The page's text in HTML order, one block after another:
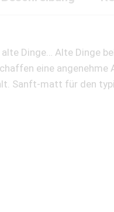
Dinge… Alte Dinge
eine
Sanft-matt für den